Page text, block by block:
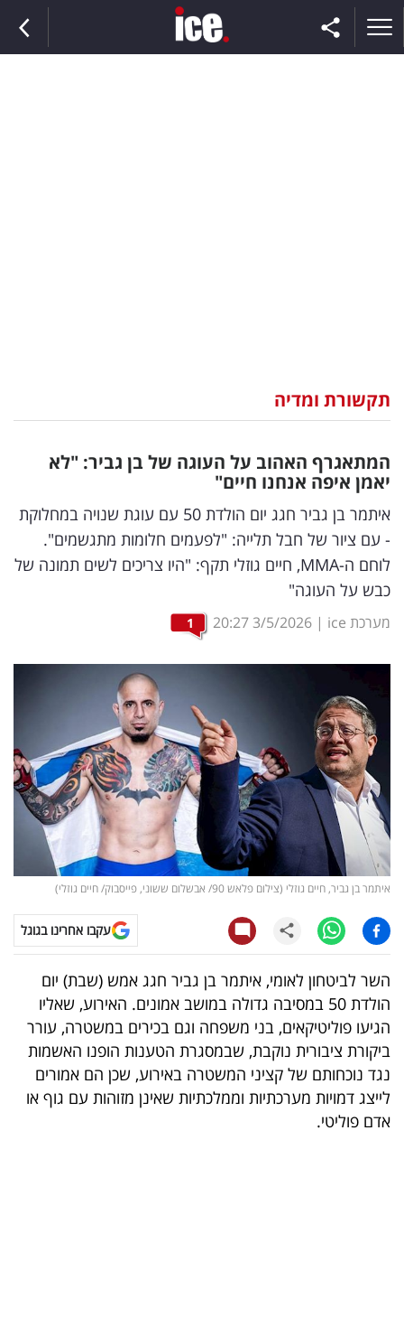
וצרכנות
דיגיטל
וטק
שיווק
ופרסום
משפט
מדדים
ומחקרים
דעות
רכילות
עסקית
קריפטו
ויראלי
טלוויזיה
עסקי
ספורט
קריירה
ולימודים
מינויים
תקשורת ומדיה
המתאגרף האהוב על העוגה של בן גביר: "לא
יאמן איפה אנחנו חיים"
איתמר בן גביר חגג יום הולדת 50 עם עוגת שנויה במחלוקת
- עם ציור של חבל תלייה: "לפעמים חלומות מתגשמים".
לוחם ה-MMA, חיים גוזלי תקף: "היו צריכים לשים תמונה של
כבש על העוגה"
מערכת ice |
3/5/2026
20:27
1
איתמר בן גביר, חיים גוזלי (צילום פלאש 90/ אבשלום ששוני, פייסבוק/ חיים גוזלי)
עקבו אחרינו בגוגל
השר לביטחון לאומי, איתמר בן גביר חגג אמש (שבת) יום
הולדת 50 במסיבה גדולה במושב אמונים. האירוע, שאליו
הגיעו פוליטיקאים, בני משפחה וגם בכירים במשטרה, עורר
ביקורת ציבורית נוקבת, שבמסגרת הטענות הופנו האשמות
נגד נוכחותם של קציני המשטרה באירוע, שכן הם אמורים
לייצג דמויות מערכתיות וממלכתיות שאינן מזוהות עם גוף או
אדם פוליטי.